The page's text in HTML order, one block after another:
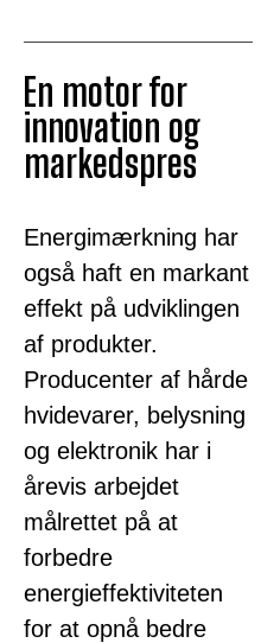
En motor for
innovation og
markedspres
Energimærkning har
også haft en markant
effekt på udviklingen
af produkter.
Producenter af hårde
hvidevarer, belysning
og elektronik har i
årevis arbejdet
målrettet på at
forbedre
energieffektiviteten
for at opnå bedre